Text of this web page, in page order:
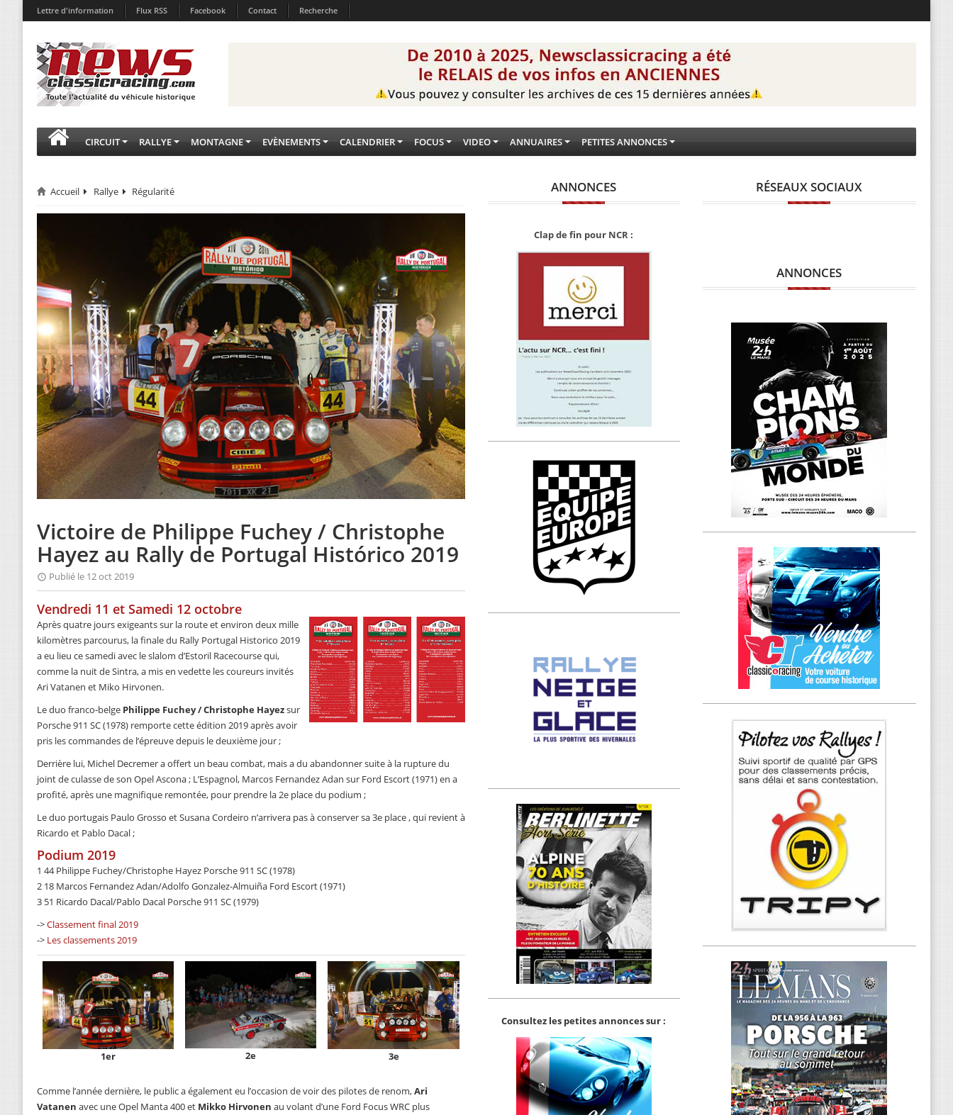
Lettre d'information Flux RSS Facebook Contact Recherche
CIRCUIT RALLYE MONTAGNE EVÈNEMENTS CALENDRIER FOCUS VIDEO ANNUAIRES PETITES ANNONCES
Accueil Rallye Régularité
Victoire de Philippe Fuchey / Christophe
Hayez au Rally de Portugal Histórico 2019
Publié le 12 oct 2019
Vendredi 11 et Samedi 12 octobre
Après quatre jours exigeants sur la route et environ deux mille
kilomètres parcourus, la finale du Rally Portugal Historico 2019
a eu lieu ce samedi avec le slalom d’Estoril Racecourse qui,
comme la nuit de Sintra, a mis en vedette les coureurs invités
Ari Vatanen et Miko Hirvonen.
Le duo franco-belge Philippe Fuchey / Christophe Hayezsur
Porsche 911 SC (1978) remporte cette édition 2019 après avoir
pris les commandes de l’épreuve depuis le deuxième jour ;
Derrière lui, Michel Decremer a offert un beau combat, mais a du abandonner suite à la rupture du
joint de culasse de son Opel Ascona ; L’Espagnol, Marcos Fernandez Adan sur Ford Escort (1971) en a
profité, après une magnifique remontée, pour prendre la 2e place du podium ;
Le duo portugais Paulo Grosso et Susana Cordeiro n’arrivera pas à conserver sa 3e place , qui revient à
Ricardo et Pablo Dacal ;
Podium 2019
1 44 Philippe Fuchey/Christophe Hayez Porsche 911 SC (1978)
2 18 Marcos Fernandez Adan/Adolfo Gonzalez-Almuiña Ford Escort (1971)
3 51 Ricardo Dacal/Pablo Dacal Porsche 911 SC (1979)
->Classement final 2019
-> Les classements 2019
1er 2e 3e
Comme l’année dernière, le public a également eu l’occasion de voir des pilotes de renom,Ari
Vatanen avec une Opel Manta 400 et Mikko Hirvonen au volant d’une Ford Focus WRC plus
ANNONCES
Clap de fin pour NCR :
Consultez les petites annonces sur :
RÉSEAUX SOCIAUX
ANNONCES